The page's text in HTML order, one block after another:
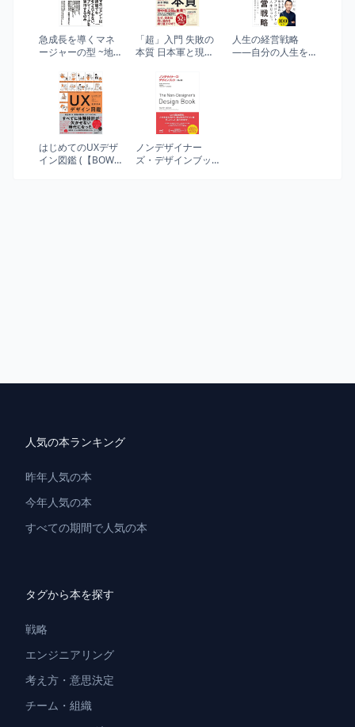
急成長を導くマネ
ージャーの型 ~地
ない時代の“イーブ
ン"なマネジメント
「超」入門 失敗の
本質 日本軍と現代
の組織的ジレンマ
人生の経営戦略
――自分の人生を
はじめてのUXデザ
イン図鑑 (【BOW
ノンデザイナー
ズ・デザインブッ
人気の本ランキング
昨年人気の本
今年人気の本
すべての期間で人気の本
タグから本を探す
戦略
エンジニアリング
考え方・意思決定
チーム・組織